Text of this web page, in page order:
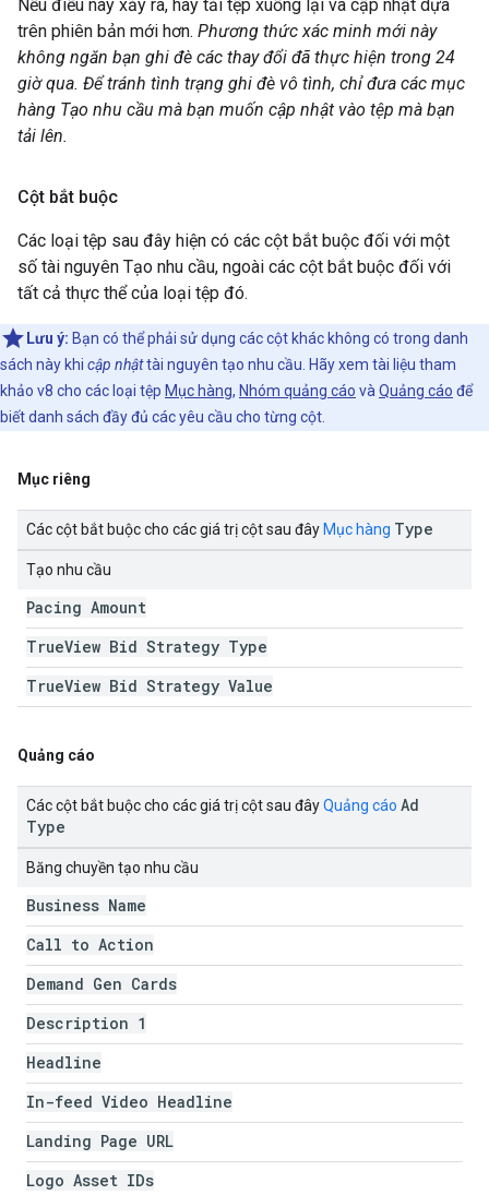
Nếu điều này xảy ra, hãy tải tệp xuống lại và cập nhật dựa
trên phiên bản mới hơn. Phương thức xác minh mới này
không ngăn bạn ghi đè các thay đổi đã thực hiện trong 24
giờ qua. Để tránh tình trạng ghi đè vô tình, chỉ đưa các mục
hàng Tạo nhu cầu mà bạn muốn cập nhật vào tệp mà bạn
tải lên.
Cột bắt buộc
Các loại tệp sau đây hiện có các cột bắt buộc đối với một
số tài nguyên Tạo nhu cầu, ngoài các cột bắt buộc đối với
tất cả thực thể của loại tệp đó.
Lưu ý: Bạn có thể phải sử dụng các cột khác không có trong danh
sách này khi cập nhậttài nguyên tạo nhu cầu. Hãy xem tài liệu tham
khảo v8 cho các loại tệp Mục hàng, Nhóm quảng cáo và Quảng cáo để
biết danh sách đầy đủ các yêu cầu cho từng cột.
Mục riêng
Các cột bắt buộc cho các giá trị cột sau đây Mục hàng Type
Tạo nhu cầu
Pacing Amount
TrueView Bid Strategy Type
TrueView Bid Strategy Value
Quảng cáo
Các cột bắt buộc cho các giá trị cột sau đâyQuảng cáo Ad
Type
Băng chuyền tạo nhu cầu
Business Name
Call to Action
Demand Gen Cards
Description 1
Headline
In-feed Video Headline
Landing Page URL
Logo Asset IDs